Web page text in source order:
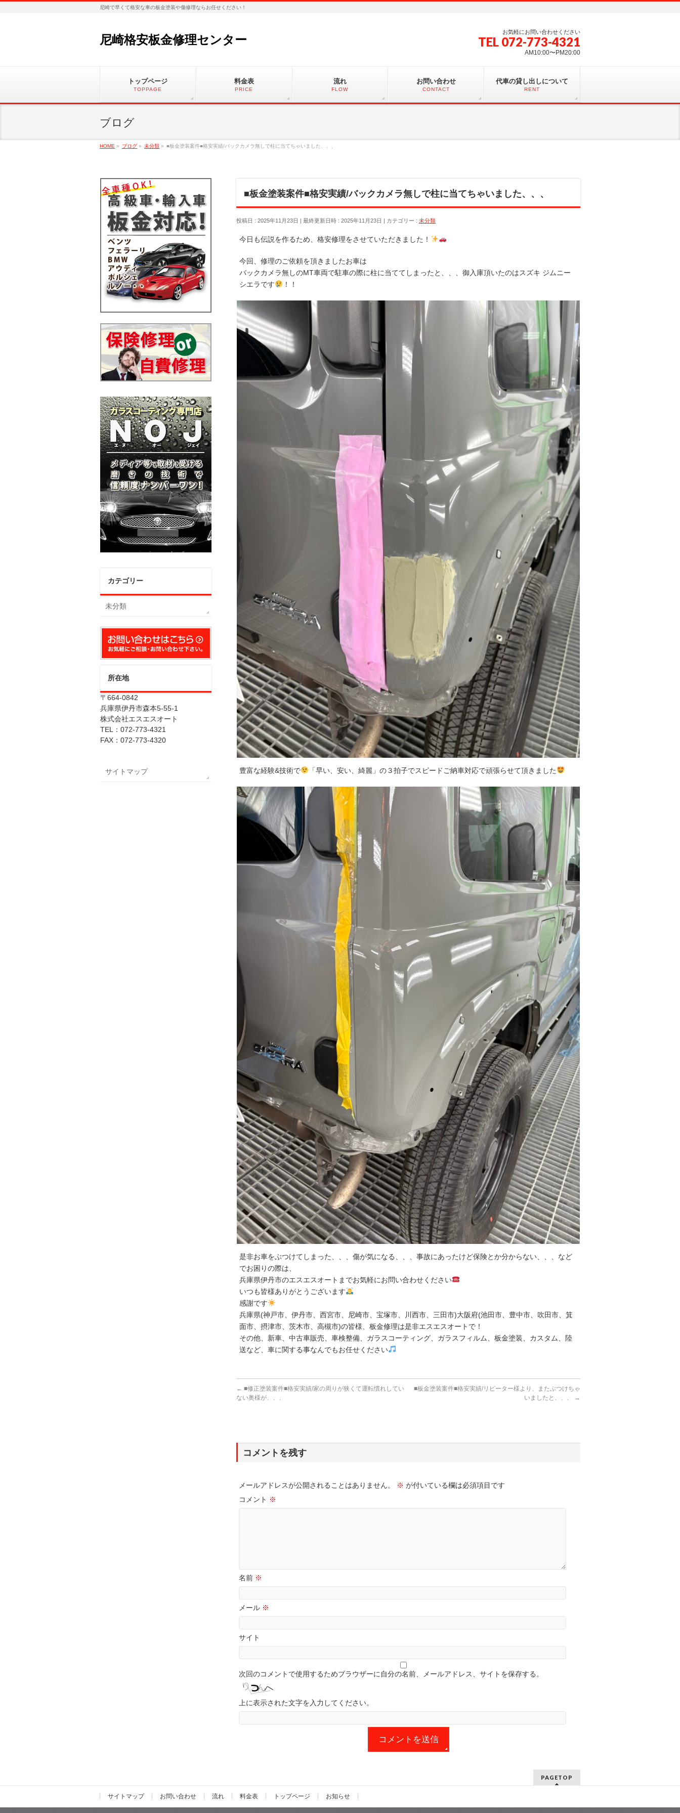
尼崎で早くて格安な車の板金塗装や傷修理ならお任せください！
尼崎格安板金修理センター
お気軽にお問い合わせください
TEL 072-773-4321
AM10:00〜PM20:00
トップページ
TOPPAGE
料金表
PRICE
流れ
FLOW
お問い合わせ
CONTACT
代車の貸し出しについて
RENT
ブログ
HOME » ブログ » 未分類 » ■板金塗装案件■格安実績/バックカメラ無しで柱に当てちゃいました、、、
■板金塗装案件■格安実績/バックカメラ無しで柱に当てちゃいました、、、
投稿日 : 2025年11月23日 最終更新日時 : 2025年11月23日 カテゴリー : 未分類
今日も伝説を作るため、格安修理をさせていただきました！
今回、修理のご依頼を頂きましたお車は
バックカメラ無しのMT車両で駐車の際に柱に当ててしまったと、、、御入庫頂いたのはスズキ ジムニー
シエラです
！！
豊富な経験&技術で 「早い、安い、綺麗」の３拍子でスピードご納車対応で頑張らせて頂きました
是非お車をぶつけてしまった、、、傷が気になる、、、事故にあったけど保険とか分からない、、、など
でお困りの際は、
兵庫県伊丹市のエスエスオートまでお気軽にお問い合わせください
いつも皆様ありがとうございます
感謝です
兵庫県(神戸市、伊丹市、西宮市、尼崎市、宝塚市、川西市、三田市)大阪府(池田市、豊中市、吹田市、箕
面市、摂津市、茨木市、高槻市)の皆様、板金修理は是非エスエスオートで！
その他、新車、中古車販売、車検整備、ガラスコーティング、ガラスフィルム、板金塗装、カスタム、陸
送など、車に関する事なんでもお任せください
← ■修正塗装案件■格安実績/家の周りが狭くて運転慣れしてい
ない奥様が、、、
■板金塗装案件■格安実績/リピーター様より、またぶつけちゃ
いましたと、、、
→
コメントを残す
メールアドレスが公開されることはありません。 ※ が付いている欄は必須項目です
コメント ※
名前 ※
メール ※
サイト
次回のコメントで使用するためブラウザーに自分の名前、メールアドレス、サイトを保存する。
上に表示された文字を入力してください。
カテゴリー
未分類
所在地
〒664-0842
兵庫県伊丹市森本5-55-1
株式会社エスエスオート
TEL：072-773-4321
FAX：072-773-4320
サイトマップ
PAGETOP
サイトマップ お問い合わせ 流れ 料金表 トップページ お知らせ